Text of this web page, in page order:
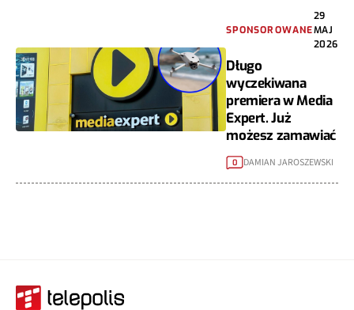
SPONSOROWANE
29
MAJ
2026
Długo
wyczekiwana
premiera w Media
Expert. Już
możesz zamawiać
0 DAMIAN JAROSZEWSKI